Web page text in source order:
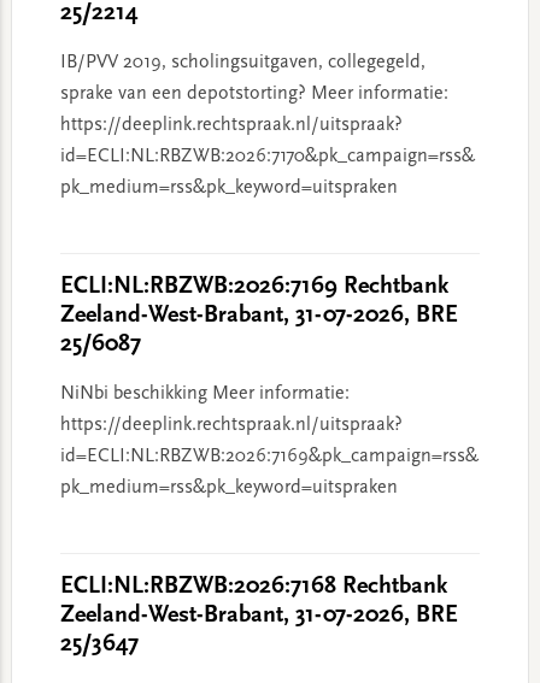
25/2214
IB/PVV 2019, scholingsuitgaven, collegegeld,
sprake van een depotstorting? Meer informatie:
https://deeplink.rechtspraak.nl/uitspraak?
id=ECLI:NL:RBZWB:2026:7170&pk_campaign=rss&
pk_medium=rss&pk_keyword=uitspraken
ECLI:NL:RBZWB:2026:7169 Rechtbank
Zeeland-West-Brabant, 31-07-2026, BRE
25/6087
NiNbi beschikking Meer informatie:
https://deeplink.rechtspraak.nl/uitspraak?
id=ECLI:NL:RBZWB:2026:7169&pk_campaign=rss&
pk_medium=rss&pk_keyword=uitspraken
ECLI:NL:RBZWB:2026:7168 Rechtbank
Zeeland-West-Brabant, 31-07-2026, BRE
25/3647